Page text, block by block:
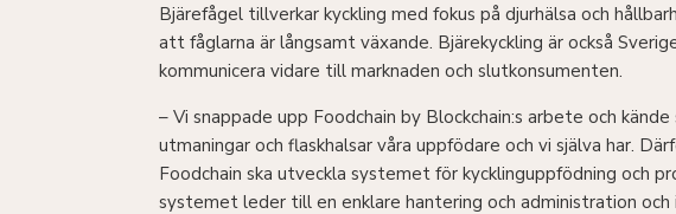
Bjärefågel tillverkar kyckling med fokus på djurhälsa och
att fåglarna är långsamt växande. Bjärekyckling är också
kommunicera vidare till marknaden och slutkonsumenten.
– Vi snappade upp Foodchain by Blockchain:s arbete och
utmaningar och flaskhalsar våra uppfödare och vi själva har.
Foodchain ska utveckla systemet för kycklinguppfödning och
systemet leder till en enklare hantering och administration